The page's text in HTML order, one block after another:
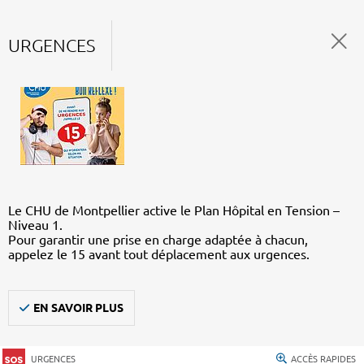
URGENCES
Le CHU de Montpellier active le Plan Hôpital en Tension –
Niveau 1.
Pour garantir une prise en charge adaptée à chacun,
appelez le 15 avant tout déplacement aux urgences.
EN SAVOIR PLUS
URGENCES ACCÈS RAPIDES